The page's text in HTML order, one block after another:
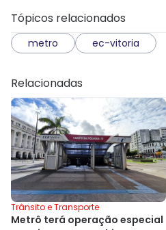
Tópicos relacionados
metro ec-vitoria
Relacionadas
Trânsito e Transporte
Metrô terá operação especial